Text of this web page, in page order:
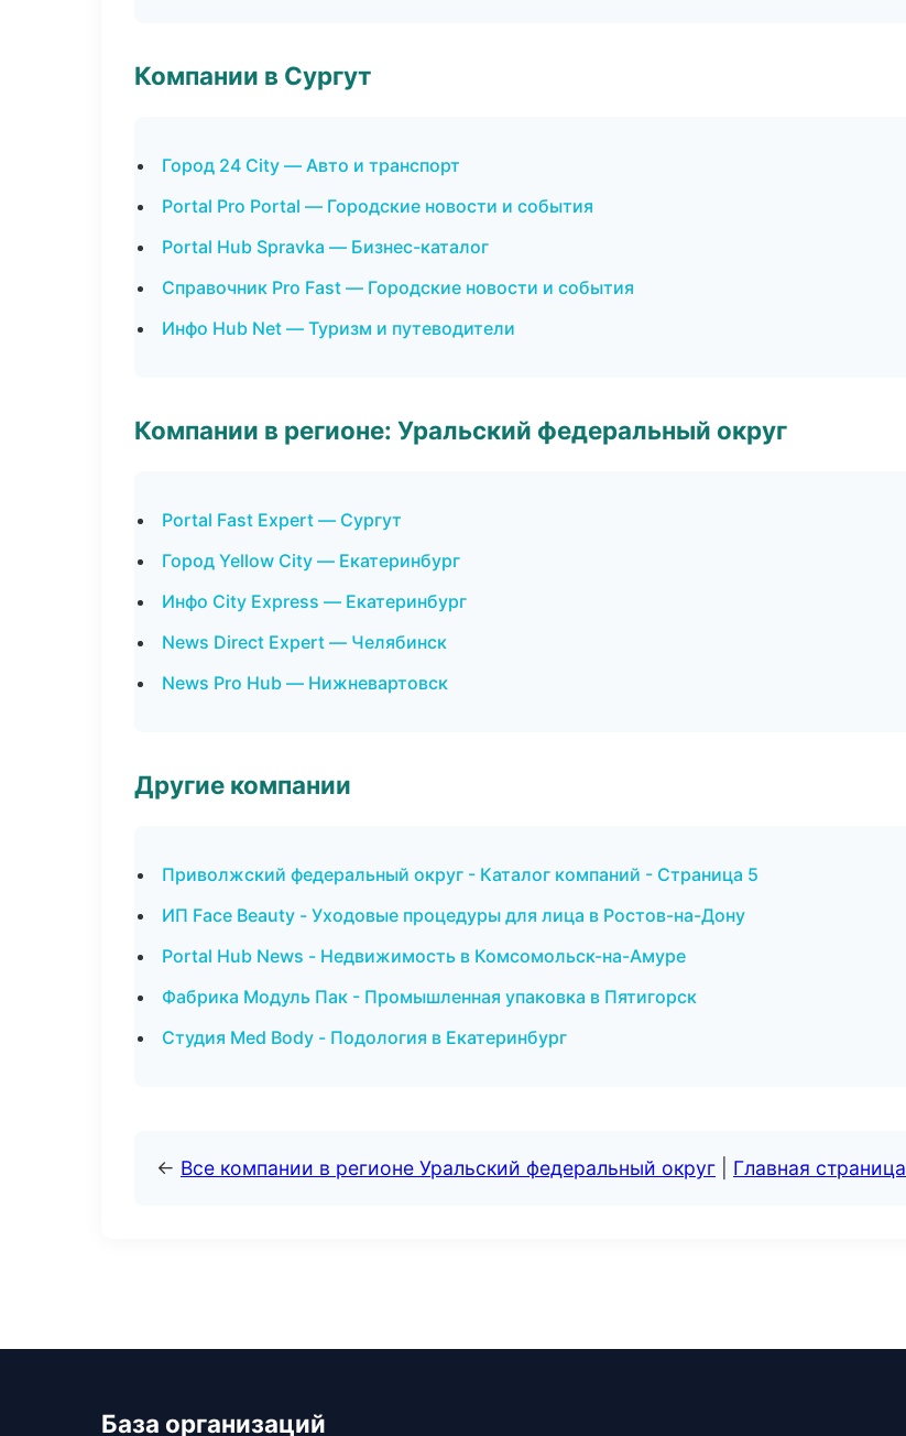
Компании в Сургут
Город 24 City — Авто и транспорт
Portal Pro Portal — Городские новости и события
Portal Hub Spravka — Бизнес-каталог
Справочник Pro Fast — Городские новости и события
Инфо Hub Net — Туризм и путеводители
Компании в регионе: Уральский федеральный округ
Portal Fast Expert — Сургут
Город Yellow City — Екатеринбург
Инфо City Express — Екатеринбург
News Direct Expert — Челябинск
News Pro Hub — Нижневартовск
Другие компании
Приволжский федеральный округ - Каталог компаний - Страница 5
ИП Face Beauty - Уходовые процедуры для лица в Ростов-на-Дону
Portal Hub News - Недвижимость в Комсомольск-на-Амуре
Фабрика Модуль Пак - Промышленная упаковка в Пятигорск
Студия Med Body - Подология в Екатеринбург
← Все компании в регионе Уральский федеральный округ Главная страница
База организаций